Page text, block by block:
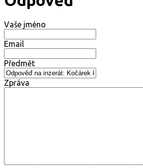
Vaše jméno
Email
Předmět
Zpráva